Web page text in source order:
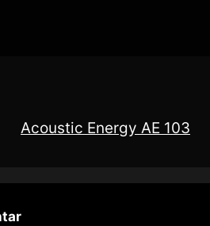
Acoustic Energy AE 103